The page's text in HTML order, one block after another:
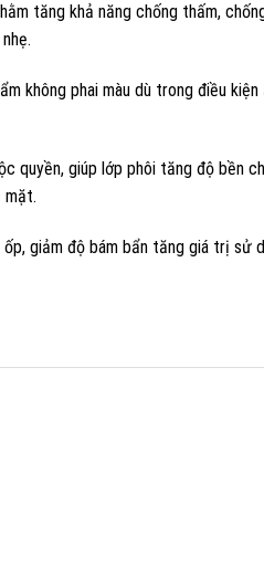
tăng khả năng chống thấm,
không phai màu dù trong điều
quyền, giúp lớp phôi tăng độ bền
mặt.
giảm độ bám bẩn tăng giá trị sử